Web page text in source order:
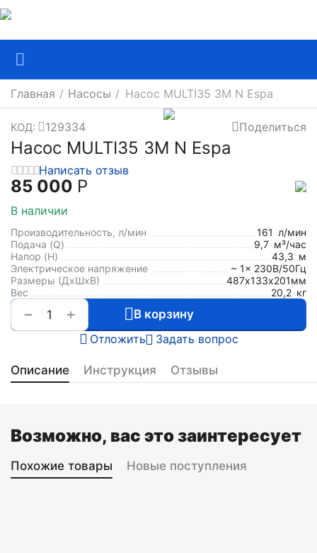
Главная / Насосы / Насос MULTI35 3M N Espa
КОД: 129334 Поделиться
Насос MULTI35 3M N Espa
Написать отзыв
85 000 Р
В наличии
Производительность, л/мин 161 л/мин
Подача (Q)
9,7 м³/час
Напор (H)
43,3 м
Электрическое напряжение
~ 1x 230В/50Гц
Размеры (ДхШxВ)
487х133х201мм
Вес
20,2 кг
+
−
В корзину
Отложить
Задать вопрос
Описание Инструкция Отзывы
Возможно, вас это заинтересует
Похожие товары Новые поступления